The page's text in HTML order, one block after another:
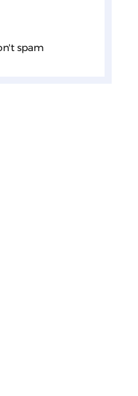
spam